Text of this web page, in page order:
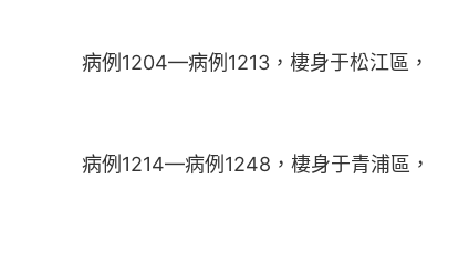
病例1204—病例1213，棲身于松江區，
病例1214—病例1248，棲身于青浦區，